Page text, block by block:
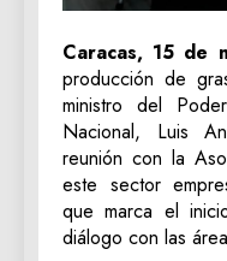
Caracas, 15 de
producción de
ministro del
Nacional, Luis
reunión con la
este sector
que marca el
diálogo con las